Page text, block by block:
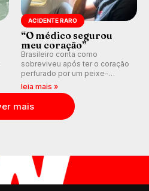
ACIDENTE RARO
“O médico segurou
meu coração”
Brasileiro conta como
sobreviveu após ter o coração
perfurado por um peixe-
agulha enquanto surfava na
Costa Rica.
leia mais »
mais